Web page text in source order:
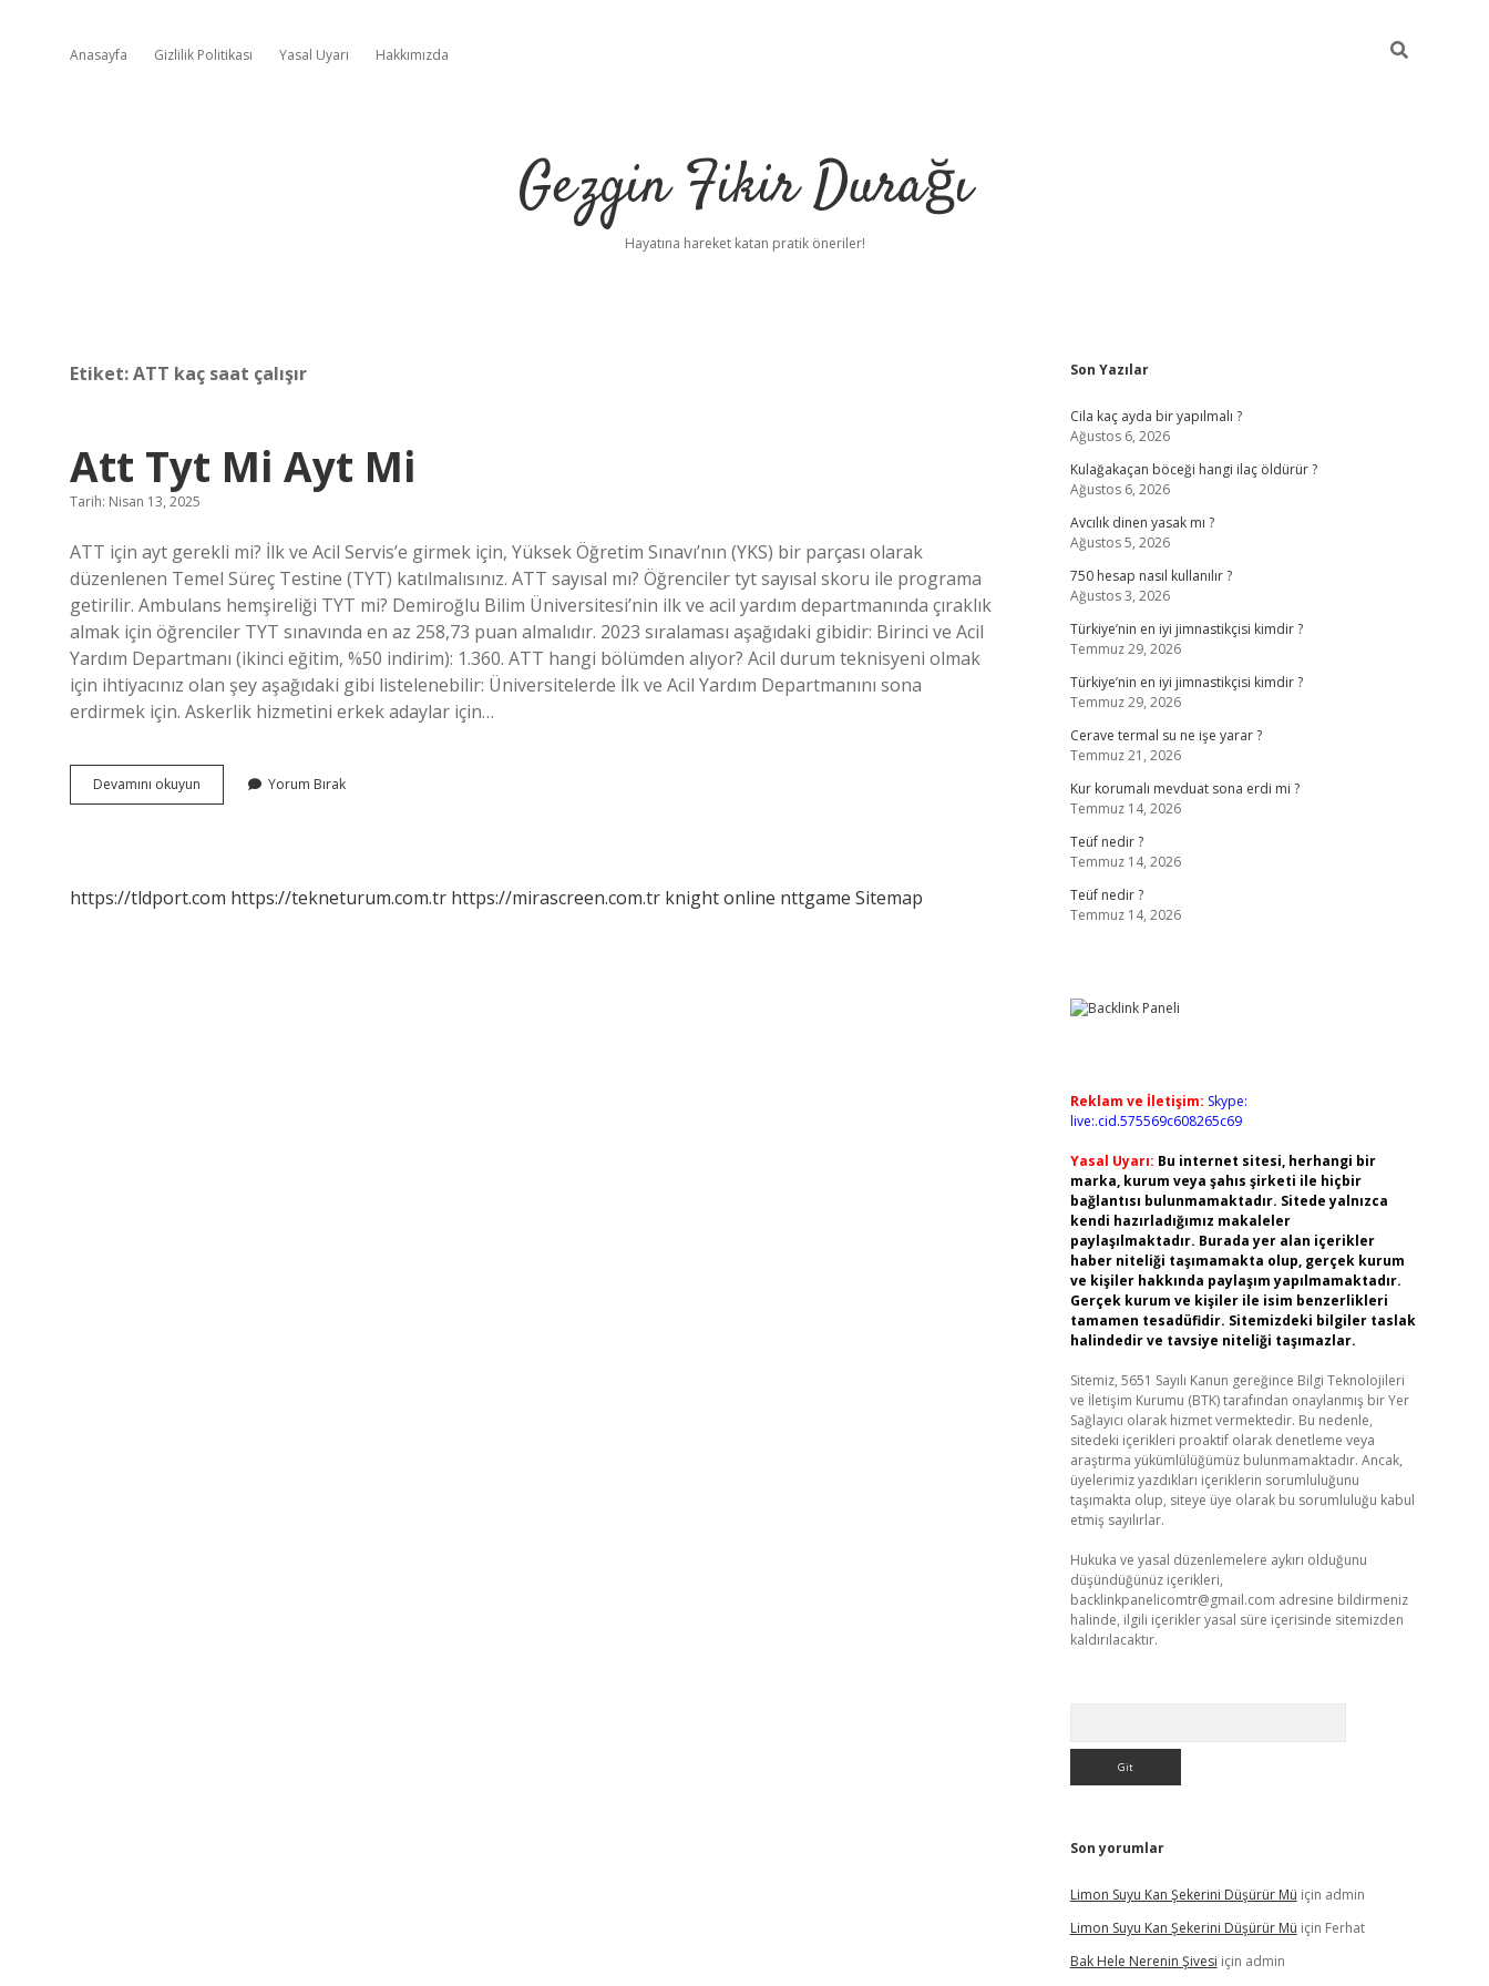
Anasayfa Gizlilik Politikası Yasal Uyarı Hakkımızda
Gezgin Fikir Durağı
Hayatına hareket katan pratik öneriler!
Etiket:ATT kaç saat çalışır
Att Tyt Mi Ayt Mi
Tarih: Nisan 13, 2025
ATT için ayt gerekli mi? İlk ve Acil Servis’e girmek için, Yüksek Öğretim Sınavı’nın (YKS) bir parçası olarak
düzenlenen Temel Süreç Testine (TYT) katılmalısınız. ATT sayısal mı? Öğrenciler tyt sayısal skoru ile programa
getirilir. Ambulans hemşireliği TYT mi? Demiroğlu Bilim Üniversitesi’nin ilk ve acil yardım departmanında çıraklık
almak için öğrenciler TYT sınavında en az 258,73 puan almalıdır. 2023 sıralaması aşağıdaki gibidir: Birinci ve Acil
Yardım Departmanı (ikinci eğitim, %50 indirim): 1.360. ATT hangi bölümden alıyor? Acil durum teknisyeni olmak
için ihtiyacınız olan şey aşağıdaki gibi listelenebilir: Üniversitelerde İlk ve Acil Yardım Departmanını sona
erdirmek için. Askerlik hizmetini erkek adaylar için…
Devamını okuyun
Tyt
Yorum Bırak
https://tldport.com https://tekneturum.com.tr https://mirascreen.com.tr knight online nttgame Sitemap
Sidebar
Son Yazılar
Cila kaç ayda bir yapılmalı ?
Ağustos 6, 2026
Kulağakaçan böceği hangi ilaç öldürür ?
Ağustos 6, 2026
Avcılık dinen yasak mı ?
Ağustos 5, 2026
750 hesap nasıl kullanılır ?
Ağustos 3, 2026
Türkiye’nin en iyi jimnastikçisi kimdir ?
Temmuz 29, 2026
Türkiye’nin en iyi jimnastikçisi kimdir ?
Temmuz 29, 2026
Cerave termal su ne işe yarar ?
Temmuz 21, 2026
Kur korumalı mevduat sona erdi mi ?
Temmuz 14, 2026
Teüf nedir ?
Temmuz 14, 2026
Teüf nedir ?
Temmuz 14, 2026
Reklam ve İletişim: Skype:
live:.cid.575569c608265c69
Yasal Uyarı: Bu internet sitesi, herhangi bir
marka, kurum veya şahıs şirketi ile hiçbir
bağlantısı bulunmamaktadır. Sitede yalnızca
kendi hazırladığımız makaleler
paylaşılmaktadır. Burada yer alan içerikler
haber niteliği taşımamakta olup, gerçek kurum
ve kişiler hakkında paylaşım yapılmamaktadır.
Gerçek kurum ve kişiler ile isim benzerlikleri
tamamen tesadüfidir. Sitemizdeki bilgiler taslak
halindedir ve tavsiye niteliği taşımazlar.
Sitemiz, 5651 Sayılı Kanun gereğince Bilgi Teknolojileri
ve İletişim Kurumu (BTK) tarafından onaylanmış bir Yer
Sağlayıcı olarak hizmet vermektedir. Bu nedenle,
sitedeki içerikleri proaktif olarak denetleme veya
araştırma yükümlülüğümüz bulunmamaktadır. Ancak,
üyelerimiz yazdıkları içeriklerin sorumluluğunu
taşımakta olup, siteye üye olarak bu sorumluluğu kabul
etmiş sayılırlar.
Hukuka ve yasal düzenlemelere aykırı olduğunu
düşündüğünüz içerikleri,
backlinkpanelicomtr@gmail.com adresine bildirmeniz
halinde, ilgili içerikler yasal süre içerisinde sitemizden
kaldırılacaktır.
Son yorumlar
Limon Suyu Kan Şekerini Düşürür Mü için admin
Limon Suyu Kan Şekerini Düşürür Mü için Ferhat
Bak Hele Nerenin Şivesi için admin